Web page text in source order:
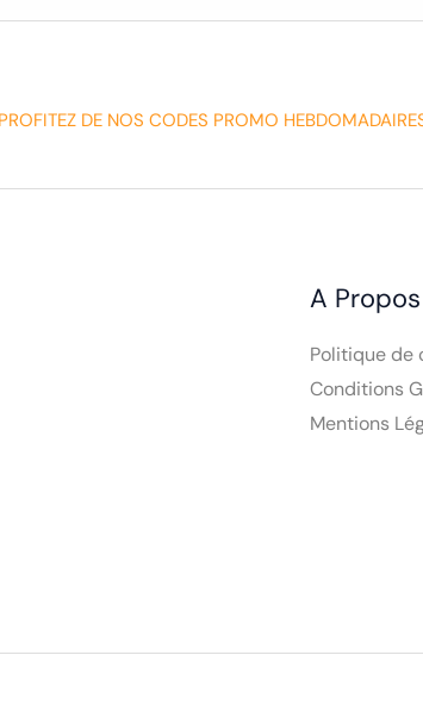
DE NOS CODES PROMO
A Propos
Politique de
Conditions
Mentions